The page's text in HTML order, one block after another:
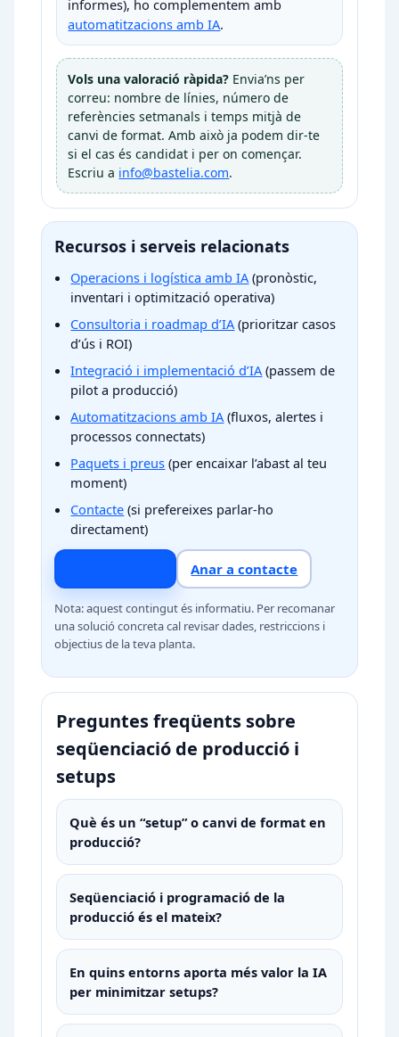
informes), ho complementem amb
automatitzacions amb IA.
Vols una valoració ràpida? Envia’ns per
correu: nombre de línies, número de
referències setmanals i temps mitjà de
canvi de format. Amb això ja podem dir-te
si el cas és candidat i per on començar.
Escriu a info@bastelia.com.
Recursos i serveis relacionats
Operacions i logística amb IA(pronòstic,
inventari i optimització operativa)
Consultoria i roadmap d’IA(prioritzar casos
d’ús i ROI)
Integració i implementació d’IA(passem de
pilot a producció)
Automatitzacions amb IA(fluxos, alertes i
processos connectats)
Paquets i preus (per encaixar l’abast al teu
moment)
Contacte (si prefereixes parlar-ho
directament)
Anar a contacte
Nota: aquest contingut és informatiu. Per recomanar
una solució concreta cal revisar dades, restriccions i
objectius de la teva planta.
Preguntes freqüents sobre
seqüenciació de producció i
setups
Què és un “setup” o canvi de format en
producció?
Seqüenciació i programació de la
producció és el mateix?
En quins entorns aporta més valor la IA
per minimitzar setups?